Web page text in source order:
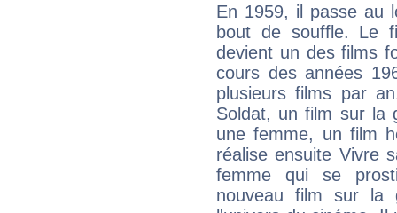
En 1959, il passe au
bout de souffle. Le
devient un des films
cours des années
plusieurs films par
Soldat, un film sur la
une femme, un film
réalise ensuite Vivre
femme qui se
nouveau film sur la